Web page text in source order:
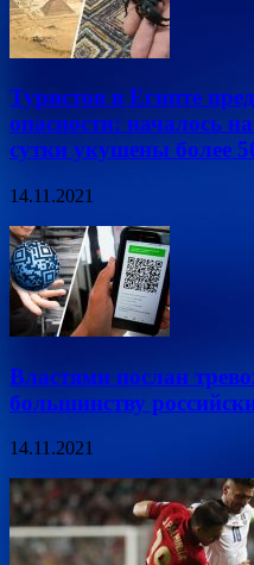
Туристов в Египте
опасности: началось
сутки укушены более
14.11.2021
Властями послан
большинству
14.11.2021